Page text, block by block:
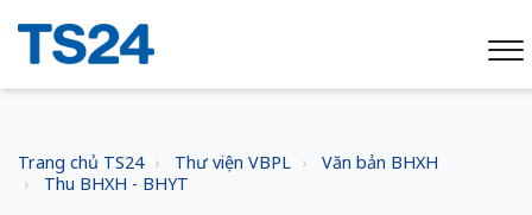
Trang chủ TS24 Thư viện VBPL
Văn bản BHXH
Thu BHXH - BHYT